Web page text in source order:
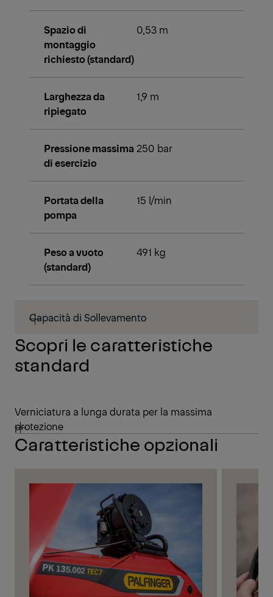
Spazio di
montaggio
richiesto (standard)
0,53 m
Larghezza da
ripiegato
1,9 m
Pressione massima
di esercizio
250 bar
Portata della
pompa
15 l/min
Peso a vuoto
(standard)
491 kg
Capacità di Sollevamento
Scopri le caratteristiche
standard
Verniciatura a lunga durata per la massima
protezione
Caratteristiche opzionali